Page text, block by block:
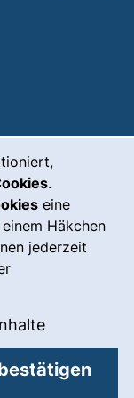
.
eine
Häkchen
jederzeit
akzeptieren
: Externe
Link, öffnet